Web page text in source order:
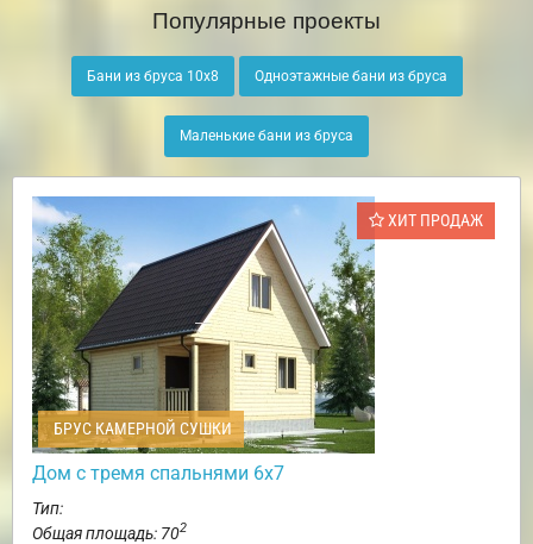
Популярные проекты
Бани из бруса 10х8 Одноэтажные бани из бруса
Маленькие бани из бруса
ХИТ ПРОДАЖ
БРУС КАМЕРНОЙ СУШКИ
Дом с тремя спальнями 6х7
Тип:
Общая площадь: 702